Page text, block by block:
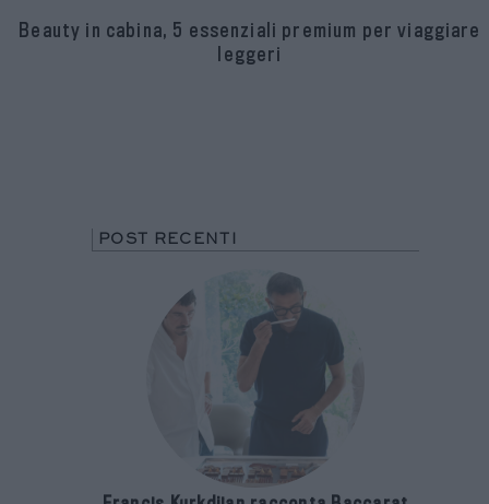
Beauty in cabina, 5 essenziali premium per viaggiare
leggeri
POST RECENTI